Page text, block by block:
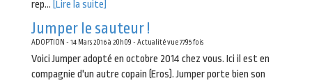
rep... [Lire la suite]
Jumper le sauteur !
ADOPTION - 14 Mars 2016 à 20h09 - Actualité vue 7795 fois
Voici Jumper adopté en octobre 2014 chez vous. Ici il est en
compagnie d'un autre copain (Eros). Jumper porte bien son